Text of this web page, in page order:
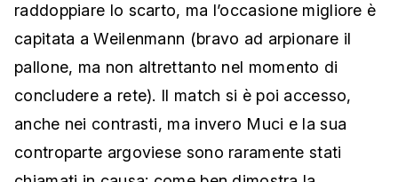
raddoppiare lo scarto, ma l’occasione migliore è
capitata a Weilenmann (bravo ad arpionare il
pallone, ma non altrettanto nel momento di
concludere a rete). Il match si è poi accesso,
anche nei contrasti, ma invero Muci e la sua
controparte argoviese sono raramente stati